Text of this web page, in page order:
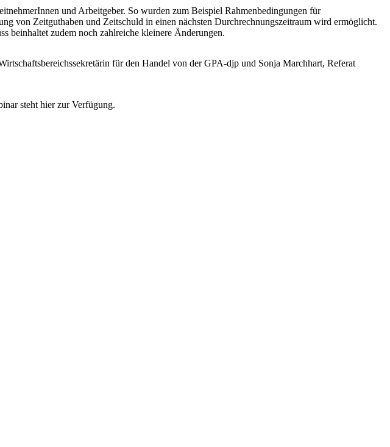
und Arbeitgeber. So wurden zum Beispiel Rahmenbedingungen für
von Zeitguthaben und Zeitschuld in einen nächsten Durchrechnungszeitraum wird ermöglicht.
beinhaltet zudem noch zahlreiche kleinere Änderungen.
für den Handel von der GPA-djp und Sonja Marchhart, Referat
steht hier zur Verfügung.